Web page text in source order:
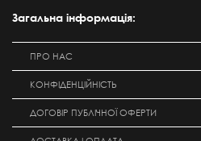
Загальна інформація:
ПРО НАС
КОНФІДЕНЦІЙНІСТЬ
ДОГОВІР ПУБЛІЧНОЇ ОФЕРТИ